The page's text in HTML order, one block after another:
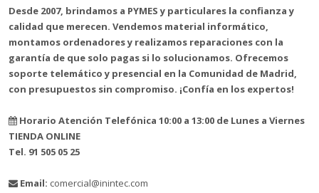
Desde 2007, brindamos a PYMES y particulares la confianza y
calidad que merecen. Vendemos material informático,
montamos ordenadores y realizamos reparaciones con la
garantía de que solo pagas si lo solucionamos. Ofrecemos
soporte telemático y presencial en la Comunidad de Madrid,
con presupuestos sin compromiso. ¡Confía en los expertos!
Horario Atención Telefónica 10:00 a 13:00 de Lunes a Viernes
TIENDA ONLINE
Tel. 91 505 05 25
Email: comercial@inintec.com